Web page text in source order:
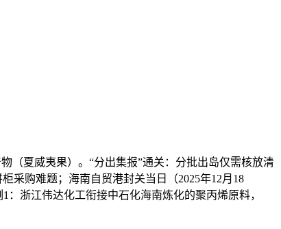
夏威夷果）。“分出集报”通关：分批出岛仅需核放清
采购难题；海南自贸港封关当日（2025年12月18
浙江伟达化工衔接中石化海南炼化的聚丙烯原料，